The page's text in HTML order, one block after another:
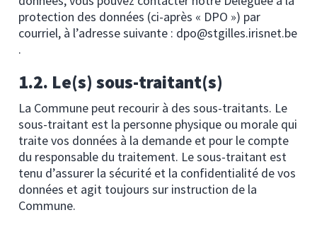
protection des données (ci-après « DPO ») par
courriel, à l’adresse suivante : dpo@stgilles.irisnet.be
.
1.2. Le(s) sous-traitant(s)
La Commune peut recourir à des sous-traitants. Le
sous-traitant est la personne physique ou morale qui
traite vos données à la demande et pour le compte
du responsable du traitement. Le sous-traitant est
tenu d’assurer la sécurité et la confidentialité de vos
données et agit toujours sur instruction de la
Commune.